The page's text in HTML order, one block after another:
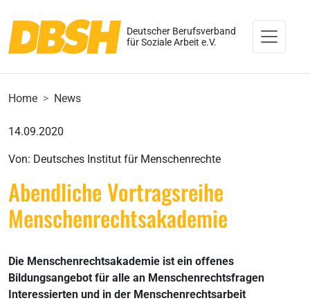
Deutscher Berufsverband
für Soziale Arbeit e.V.
Home News
14.09.2020
Von: Deutsches Institut für Menschenrechte
Abendliche Vortragsreihe
Menschenrechtsakademie
Die Menschenrechtsakademie ist ein offenes
Bildungsangebot für alle an Menschenrechtsfragen
Interessierten und in der Menschenrechtsarbeit